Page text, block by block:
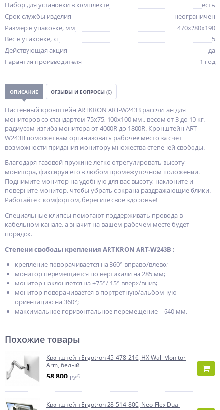
Набор для установки в комплекте
есть
Срок службы изделия
неограничен
Размер в упаковке, мм
470x280x190
Вес в упаковке, кг
5
Действующая акция
да
Гарантия производителя
1 год
ОПИСАНИЕ ОТЗЫВЫ И ВОПРОСЫ (0)
Настенный кронштейн ARTKRON ART-W243B рассчитан для
мониторов со стандартом 75х75, 100х100 мм., весом от 3 до 10 кг.
радиусом изгиба монитора от 4000R до 1800R. Кронштейн ART-
W243B поможет вам организовать рабочее место за счёт
возможности придания монитору множества степеней свободы.
Благодаря газовой пружине легко отрегулировать высоту
монитора, фиксируя его в любом промежуточном положении.
Поднимите монитор на удобную для вас высоту, наклоните и
поверните монитор, чтобы убрать с экрана раздражающие блики.
Работайте с комфортом, берегите своё здоровье!
Специальные клипсы помогают поддерживать провода в
кабельном канале, а значит на вашем рабочем месте будет
порядок.
Степени свободы крепления ARTKRON ART-W243B :
крепление поворачивается на 360° вправо/влево;
монитор перемещается по вертикали на 285 мм;
монитор наклоняется на +75°/-15° вверх/вниз;
монитор поворачивается в портретную/альбомную
ориентацию на 360°;
максимальное горизонтальное перемещение – 640 мм.
Похожие товары
Кронштейн Ergotron 45-478-216, HX Wall Monitor
Arm, белый
58 800 руб.
Кронштейн Ergotron 28-514-800, Neo-Flex Dual